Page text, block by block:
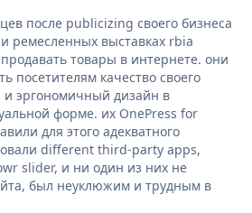
после publicizing своего бизнеса
ремесленных выставках rbia
товары в интернете. они
посетителям качество своего
и эргономичный дизайн в
форме. их OnePress for
для этого адекватного
different third-party apps,
slider, и ни один из них не
был неуклюжим и трудным в